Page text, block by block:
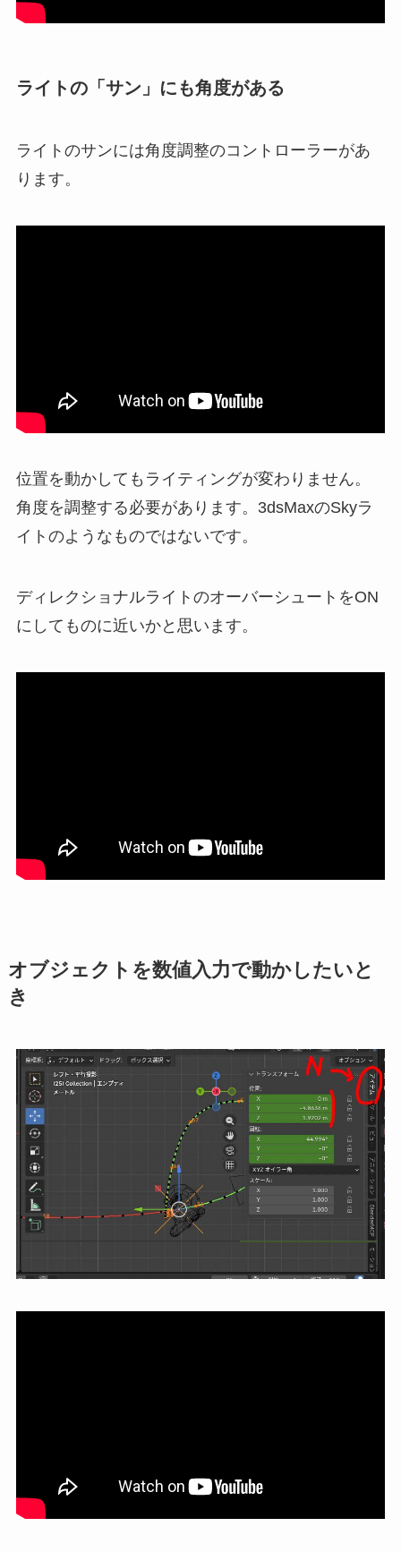
ライトの「サン」にも角度がある
ライトのサンには角度調整のコントローラーがあ
ります。
位置を動かしてもライティングが変わりません。
角度を調整する必要があります。3dsMaxのSkyラ
イトのようなものではないです。
ディレクショナルライトのオーバーシュートをON
にしてものに近いかと思います。
オブジェクトを数値入力で動かしたいと
き